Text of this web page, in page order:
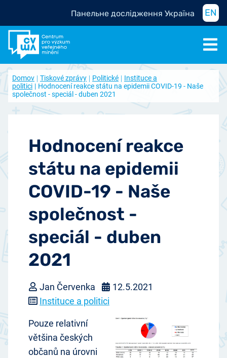
Панельне дослідження Україна EN
Domov Tiskové zprávy Politické
Instituce a
politici
Hodnocení reakce státu na epidemii COVID-19 - Naše
společnost - speciál - duben 2021
Hodnocení reakce
státu na epidemii
COVID-19 - Naše
společnost -
speciál - duben
2021
Jan Červenka
12.5.2021
Instituce a politici
Pouze relativní
většina českých
občanů na úrovni